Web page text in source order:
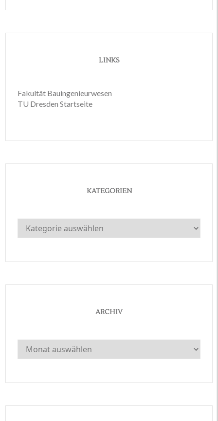
LINKS
Fakultät Bauingenieurwesen
TU Dresden Startseite
KATEGORIEN
Kategorien
ARCHIV
Archiv